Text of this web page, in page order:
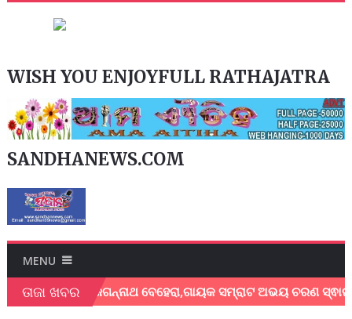
WISH YOU ENJOYFULL RATHAJATRA
SANDHANEWS.COM
MENU
ତାଜା ଖବର
ଶେଖର ଜଗନ୍ନାଥ ବେହେରା,ଗାୟକ ସମ୍ରାଟ ଅଭୟ ଚରଣ ସ୍ଵାଇଁଙ୍କ